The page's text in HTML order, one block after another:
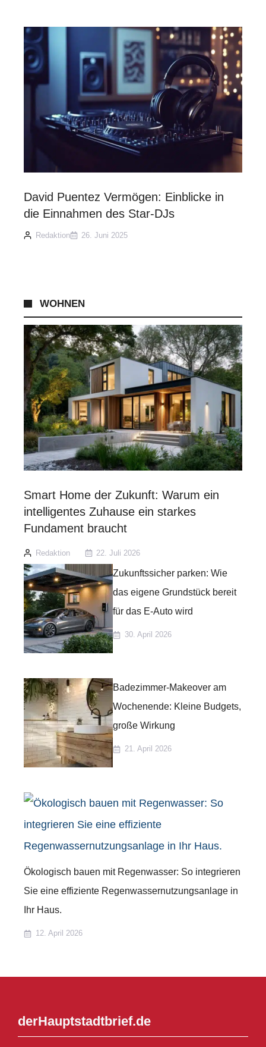
David Puentez Vermögen: Einblicke in
die Einnahmen des Star-DJs
Redaktion 26. Juni 2025
WOHNEN
Smart Home der Zukunft: Warum ein
intelligentes Zuhause ein starkes
Fundament braucht
Redaktion 22. Juli 2026
Zukunftssicher parken: Wie
das eigene Grundstück bereit
für das E-Auto wird
30. April 2026
Badezimmer-Makeover am
Wochenende: Kleine Budgets,
große Wirkung
21. April 2026
Ökologisch bauen mit Regenwasser: So integrieren
Sie eine effiziente Regenwassernutzungsanlage in
Ihr Haus.
12. April 2026
derHauptstadtbrief.de